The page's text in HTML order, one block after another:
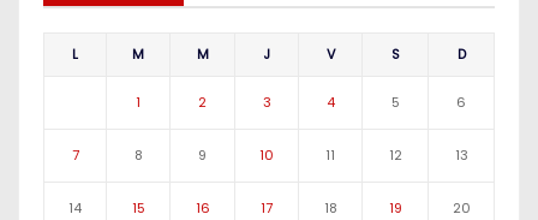
L M M J V S D
1 2 3 4 5 6
7 8 9 10 11 12 13
14 15 16 17 18 19 20